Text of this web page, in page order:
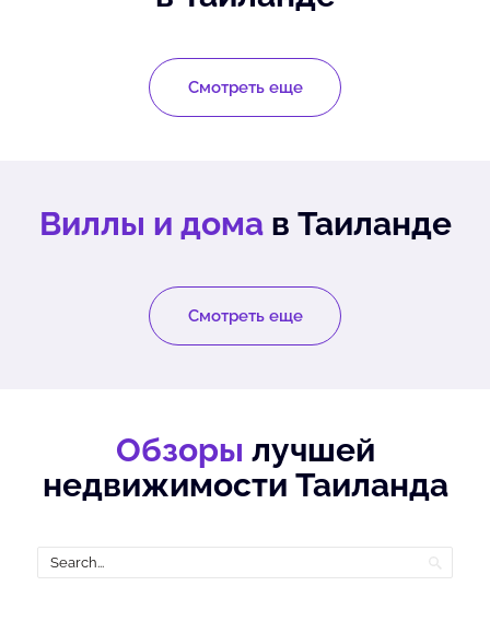
Смотреть еще
Виллы и домав Таиланде
Смотреть еще
Обзоры лучшей
недвижимости Таиланда